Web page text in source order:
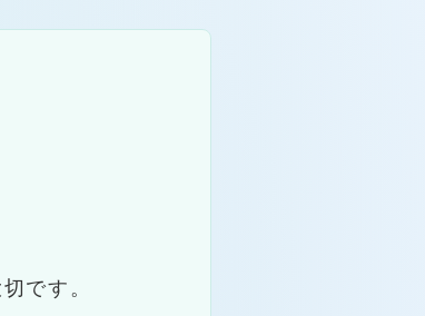
です。